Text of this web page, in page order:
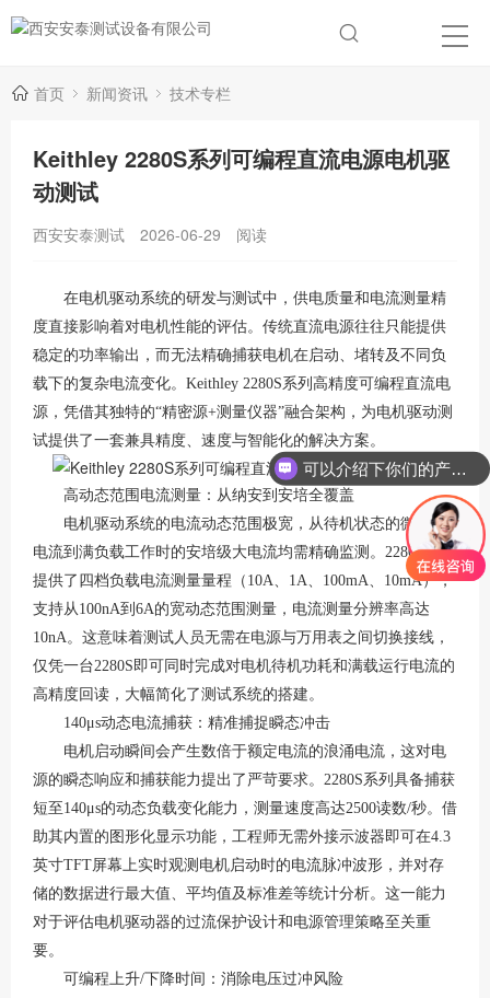
首页 新闻资讯 技术专栏
Keithley 2280S系列可编程直流电源电机驱
动测试
西安安泰测试 2026-06-29 阅读
在电机驱动系统的研发与测试中，供电质量和电流测量精
度直接影响着对电机性能的评估。传统直流电源往往只能提供
稳定的功率输出，而无法精确捕获电机在启动、堵转及不同负
载下的复杂电流变化。 Keithley 2280S系列高精度可编程直流电
源，凭借其独特的“精密源+测量仪器”融合架构，为电机驱动测
试提供了一套兼具精度、速度与智能化的解决方案。
高动态范围电流测量：从纳安到安培全覆盖
电机驱动系统的电流动态范围极宽，从待机状态的微安级
电流到满负载工作时的安培级大电流均需精确监测。 2280S系列
提供了四档负载电流测量量程（10A、1A、100mA、10mA），
支持从100nA到6A的宽动态范围测量，电流测量分辨率高达
10nA。这意味着测试人员无需在电源与万用表之间切换接线，
仅凭一台2280S即可同时完成对电机待机功耗和满载运行电流的
高精度回读，大幅简化了测试系统的搭建。
140μs动态电流捕获：精准捕捉瞬态冲击
电机启动瞬间会产生数倍于额定电流的浪涌电流，这对电
源的瞬态响应和捕获能力提出了严苛要求。 2280S系列具备捕获
短至140μs的动态负载变化能力，测量速度高达2500读数/秒。借
助其内置的图形化显示功能，工程师无需外接示波器即可在4.3
英寸TFT屏幕上实时观测电机启动时的电流脉冲波形，并对存
储的数据进行最大值、平均值及标准差等统计分析。这一能力
对于评估电机驱动器的过流保护设计和电源管理策略至关重
要。
可编程上升/下降时间：消除电压过冲风险
可以介绍下你们的产品么？